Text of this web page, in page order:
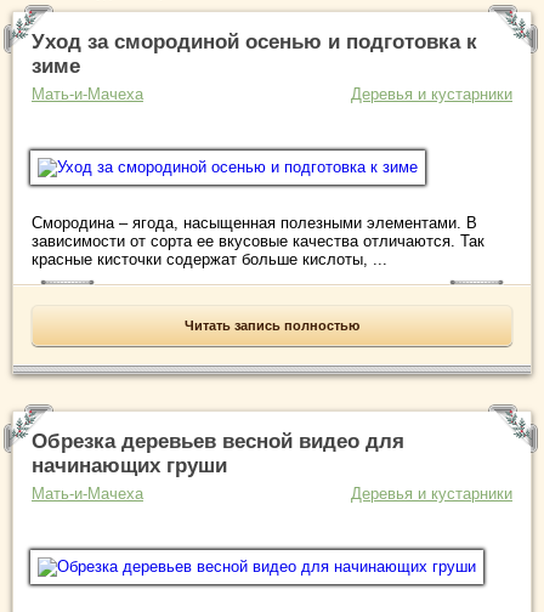
Уход за смородиной осенью и подготовка к
зиме
Мать-и-Мачеха Деревья и кустарники
Смородина – ягода, насыщенная полезными элементами. В
зависимости от сорта ее вкусовые качества отличаются. Так
красные кисточки содержат больше кислоты, ...
Читать запись полностью
Обрезка деревьев весной видео для
начинающих груши
Мать-и-Мачеха Деревья и кустарники